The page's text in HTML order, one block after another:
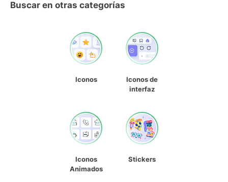
Buscar en otras categorías
Iconos
Iconos de
interfaz
Iconos
Animados
Stickers